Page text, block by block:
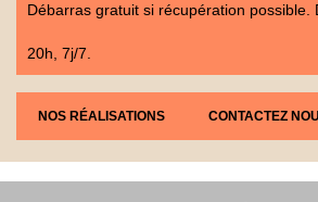
Débarras gratuit si récupération possible.
20h, 7j/7.
NOS RÉALISATIONS CONTACTEZ